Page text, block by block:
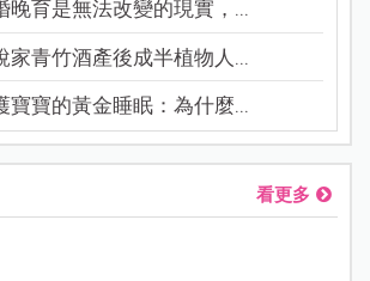
晚育是無法改變的現實，...
家青竹酒產後成半植物人...
寶寶的黃金睡眠：為什麼...
看更多